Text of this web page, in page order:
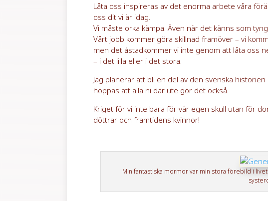
Låta oss inspireras av det enorma arbete våra
oss dit vi är idag.
Vi måste orka kämpa. Även när det känns som
Vårt jobb kommer göra skillnad framöver – vi
men det åstadkommer vi inte genom att låta oss
– i det lilla eller i det stora.
Jag planerar att bli en del av den svenska
hoppas att alla ni där ute gör det också.
Kriget för vi inte bara för vår egen skull utan för
döttrar och framtidens kvinnor!
Min fantastiska mormor var min stora förebild i